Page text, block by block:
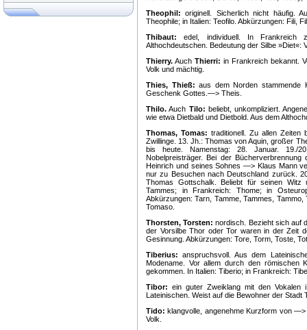
Theophil:originell. Sicherlich nicht häufig.
Theophile; in Italien: Teofilo. Abkürzungen: Fili,
Thibaut: edel, individuell. In Frankreich
Althochdeutschen. Bedeutung der Silbe »Diet«:
Thierry. Auch Thierri: in Frankreich bekannt.
Volk und mächtig.
Thies, Thieß: aus dem Norden stammende
Geschenk Gottes.—> Theis.
Thilo. Auch Tilo: beliebt, unkompliziert.
wie etwa Dietbald und Dietbold. Aus dem
Thomas, Tomas: traditionell. Zu allen Zeiten
Zwillinge. 13. Jh.: Thomas von Aquin, großer
bis heute. Namenstag: 28. Januar. 19./
Nobelpreisträger. Bei der
Heinrich und seines Sohnes —> Klaus Mann
nur zu Besuchen nach Deutschland zurück.
Thomas Gottschalk. Beliebt für seinen Witz
Tammes; in Frankreich: Thome; in
Abkürzungen: Tarn, Tamme, Tammes,
Tomaso.
Thorsten, Torsten: nordisch. Bezieht sich auf
der Vorsilbe Thor oder Tor waren in der Zeit
Gesinnung. Abkürzungen: Tore, Torm, Toste,
Tiberius: anspruchsvoll. Aus dem
Modename. Vor allem durch den römischen
gekommen. In Italien: Tiberio; in Frankreich:
Tibor: ein guter Zweiklang mit den
Lateinischen. Weist auf die Bewohner der Stadt
Tido: klangvolle, angenehme Kurzform von
Volk.